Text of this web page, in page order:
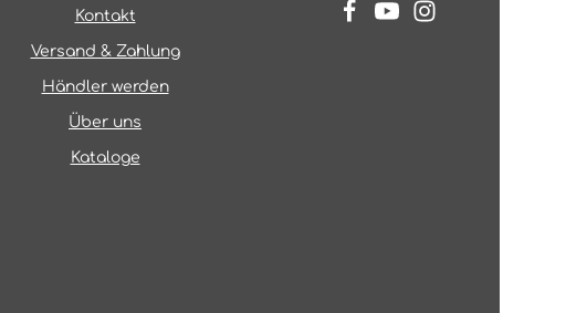
Kontakt
Versand & Zahlung
Händler werden
Über uns
Kataloge